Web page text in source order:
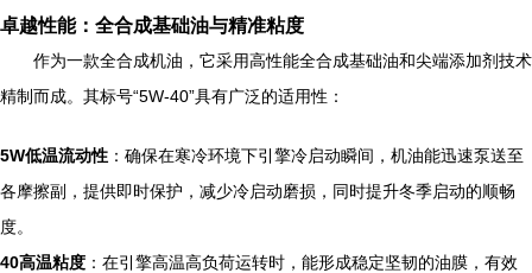
卓越性能：全合成基础油与精准粘度
作为一款全合成机油，它采用高性能全合成基础油和尖端添加剂技术
精制而成。其标号“5W-40”具有广泛的适用性：
5W低温流动性 ：确保在寒冷环境下引擎冷启动瞬间，机油能迅速泵送至
各摩擦副，提供即时保护，减少冷启动磨损，同时提升冬季启动的顺畅
度。
40高温粘度 ：在引擎高温高负荷运转时，能形成稳定坚韧的油膜，有效